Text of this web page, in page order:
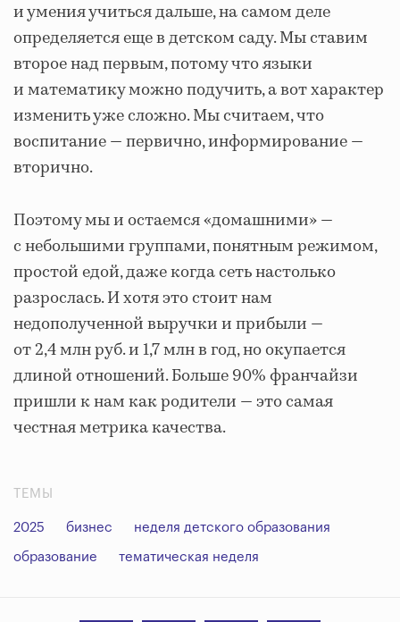
и умения учиться дальше, на самом деле
определяется еще в детском саду. Мы ставим
второе над первым, потому что языки
и математику можно подучить, а вот характер
изменить уже сложно. Мы считаем, что
воспитание — первично, информирование ­—
вторично.
Поэтому мы и остаемся «домашними» —
с небольшими группами, понятным режимом,
простой едой, даже когда сеть настолько
разрослась. И хотя это стоит нам
недополученной выручки и прибыли —
от 2,4 млн руб. и 1,7 млн в год, но окупается
длиной отношений. Больше 90% франчайзи
пришли к нам как родители — это самая
честная метрика качества.
ТЕМЫ
2025 бизнес неделя детского образования
образование тематическая неделя